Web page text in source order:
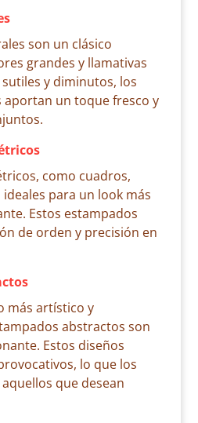
son un clásico
grandes y llamativas
y diminutos, los
aportan un toque fresco y
como cuadros,
para un look más
Estos estampados
de orden y precisión en
más artístico y
abstractos son
Estos diseños
lo que los
que desean